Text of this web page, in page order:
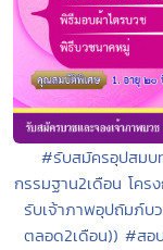
#รับสมัครอุปสมบ
กรรมฐาน2เดือน โคร
รับเจ้าภาพอุปถัมภ์บ
ตลอด2เดือน)) #สอ